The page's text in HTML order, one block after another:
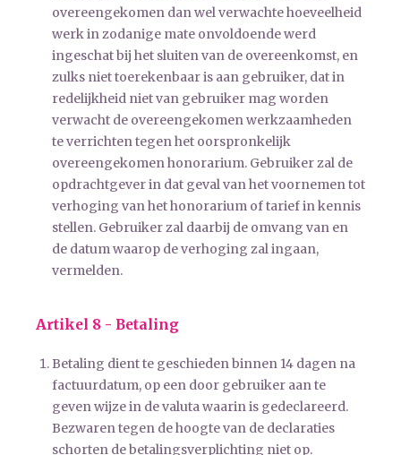
overeengekomen dan wel verwachte hoeveelheid
werk in zodanige mate onvoldoende werd
ingeschat bij het sluiten van de overeenkomst, en
zulks niet toerekenbaar is aan gebruiker, dat in
redelijkheid niet van gebruiker mag worden
verwacht de overeengekomen werkzaamheden
te verrichten tegen het oorspronkelijk
overeengekomen honorarium. Gebruiker zal de
opdrachtgever in dat geval van het voornemen tot
verhoging van het honorarium of tarief in kennis
stellen. Gebruiker zal daarbij de omvang van en
de datum waarop de verhoging zal ingaan,
vermelden.
Artikel 8 - Betaling
Betaling dient te geschieden binnen 14 dagen na
factuurdatum, op een door gebruiker aan te
geven wijze in de valuta waarin is gedeclareerd.
Bezwaren tegen de hoogte van de declaraties
schorten de betalingsverplichting niet op.